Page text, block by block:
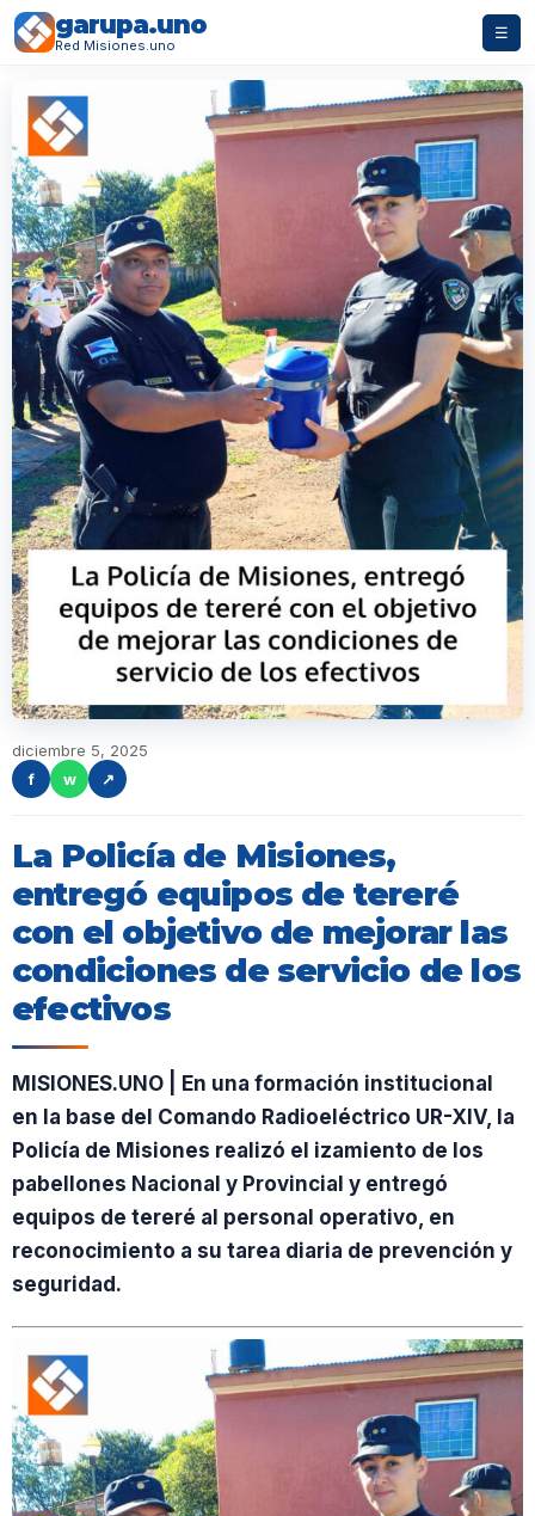
garupa.uno
Red Misiones.uno
☰
diciembre 5, 2025
f
w ↗
La Policía de Misiones,
entregó equipos de tereré
con el objetivo de mejorar las
condiciones de servicio de los
efectivos
MISIONES.UNO | En una formación institucional
en la base del Comando Radioeléctrico UR-XIV, la
Policía de Misiones realizó el izamiento de los
pabellones Nacional y Provincial y entregó
equipos de tereré al personal operativo, en
reconocimiento a su tarea diaria de prevención y
seguridad.